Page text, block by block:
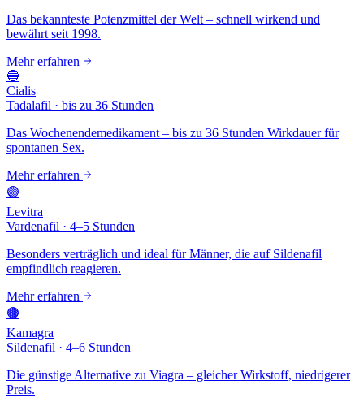
Das bekannteste Potenzmittel der Welt – schnell wirkend und
bewährt seit 1998.
Mehr erfahren
🔵
Cialis
Tadalafil · bis zu 36 Stunden
Das Wochenendemedikament – bis zu 36 Stunden Wirkdauer für
spontanen Sex.
Mehr erfahren
🟣
Levitra
Vardenafil · 4–5 Stunden
Besonders verträglich und ideal für Männer, die auf Sildenafil
empfindlich reagieren.
Mehr erfahren
🟤
Kamagra
Sildenafil · 4–6 Stunden
Die günstige Alternative zu Viagra – gleicher Wirkstoff, niedrigerer
Preis.